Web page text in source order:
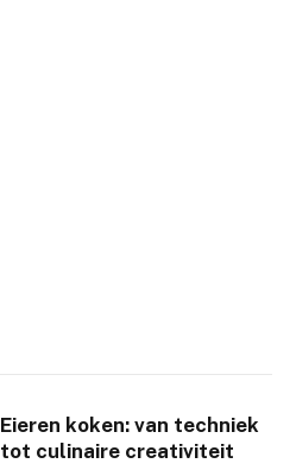
Eieren koken: van techniek
tot culinaire creativiteit